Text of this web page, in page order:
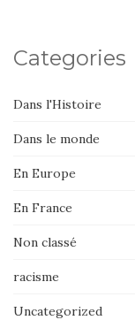
Categories
Dans l'Histoire
Dans le monde
En Europe
En France
Non classé
racisme
Uncategorized